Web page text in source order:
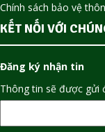
Chính sách bảo vệ
KẾT NỐI VỚI
Đăng ký nhận tin
Thông tin sẽ được gửi